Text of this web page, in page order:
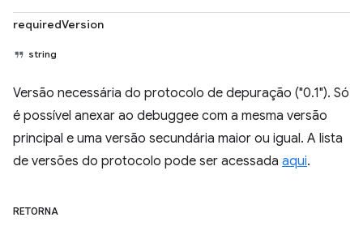
requiredVersion
string
Versão necessária do protocolo de depuração ("0.1"). Só
é possível anexar ao debuggee com a mesma versão
principal e uma versão secundária maior ou igual. A lista
de versões do protocolo pode ser acessada aqui.
RETORNA